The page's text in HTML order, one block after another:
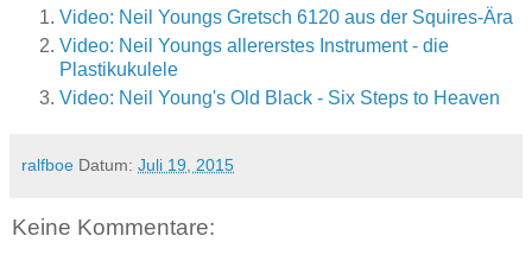
Video: Neil Youngs Gretsch 6120 aus der Squires-Ära
Video: Neil Youngs allererstes Instrument - die
Plastikukulele
Video: Neil Young's Old Black - Six Steps to Heaven
ralfboe Datum: Juli 19, 2015
Keine Kommentare: